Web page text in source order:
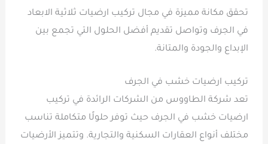
تحقق مكانة مميزة في مجال تركيب ارضيات ثلاثية الابعاد
في الجرف وتواصل تقديم أفضل الحلول التي تجمع بين
الإبداع والجودة والمتانة.
تركيب ارضيات خشب في الجرف
تعد شركة الطاووس من الشركات الرائدة في تركيب
ارضيات خشب في الجرف حيث توفر حلولًا متكاملة تناسب
مختلف أنواع العقارات السكنية والتجارية. وتتميز الأرضيات